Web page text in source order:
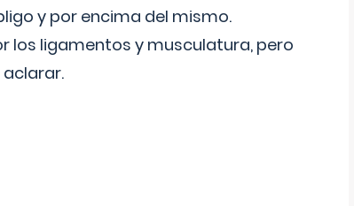
y por encima del mismo.
los ligamentos y musculatura, pero